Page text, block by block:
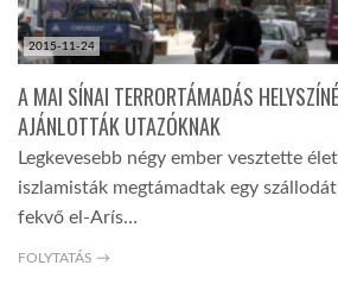
2015-11-24
A MAI SÍNAI TERRORTÁMADÁS
AJÁNLOTTÁK UTAZÓKNAK
Legkevesebb négy ember vesztette
iszlamisták megtámadtak egy
fekvő el-Arís…
FOLYTATÁS →